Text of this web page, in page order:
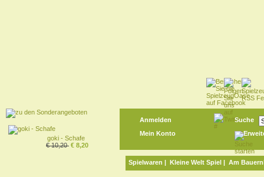
goki - Schafe
€ 10,20 € 8,20
Anmelden
Mein Konto
Suche
Spielwaren | Kleine Welt Spiel | Am